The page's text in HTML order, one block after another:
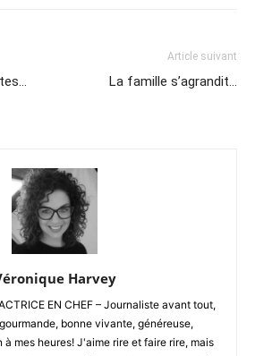
Article suivant
La famille s’agrandit…
Harvey
EN CHEF – Journaliste avant tout,
bonne vivante, généreuse,
mes heures! J'aime rire et faire rire, mais